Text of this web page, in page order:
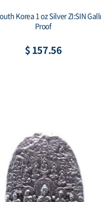
South Korea 1 oz Silver 1 Clay
Chiwoo Cheonwang Proof
$ 151.81